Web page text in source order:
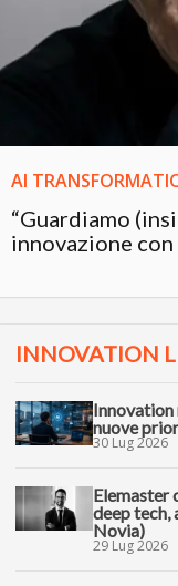
AI
“Guardiamo
innovazione con
INNOVATION
Innovation
nuove
30 Lug 2026
Elemaster
deep tech,
Novia)
29 Lug 2026